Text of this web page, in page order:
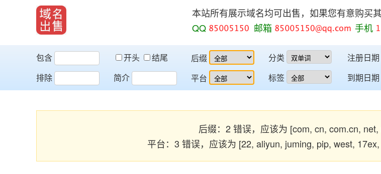
本站所有展示域名均可出售，如果您有意购买
QQ
邮箱 手机
包含 开头
结尾
排除
简介
后缀
平台
分类
标签
注册日期
到期日期
后缀：2 错误，应该为 [com, cn, com.cn,
平台：3 错误，应该为 [22, aliyun, juming, pip, west,